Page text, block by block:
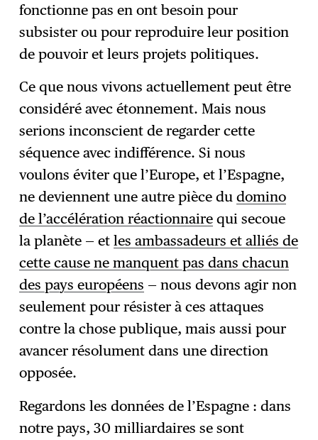
fonctionne pas en ont besoin pour
subsister ou pour reproduire leur position
de pouvoir et leurs projets politiques.
Ce que nous vivons actuellement peut être
considéré avec étonnement. Mais nous
serions inconscient de regarder cette
séquence avec indifférence. Si nous
voulons éviter que l’Europe, et l’Espagne,
ne deviennent une autre pièce dudomino
de l’accélération réactionnaire qui secoue
la planète — etles ambassadeurs et alliés de
cette cause ne manquent pas dans chacun
des pays européens — nous devons agir non
seulement pour résister à ces attaques
contre la chose publique, mais aussi pour
avancer résolument dans une direction
opposée.
Regardons les données de l’Espagne : dans
notre pays, 30 milliardaires se sont